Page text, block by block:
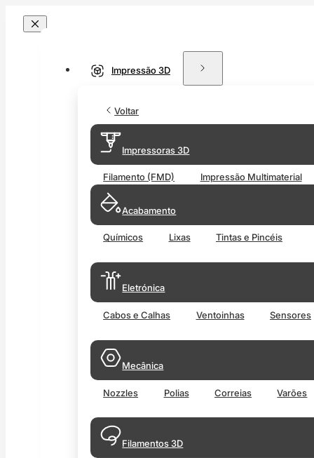
Impressão 3D
Voltar
Impressoras 3D
Filamento (FMD) Impressão Multimaterial
Acabamento
Químicos Lixas Tintas e Pincéis
Eletrónica
Cabos e Calhas Ventoinhas Sensores
Mecânica
Nozzles Polias Correias Varões
Filamentos 3D